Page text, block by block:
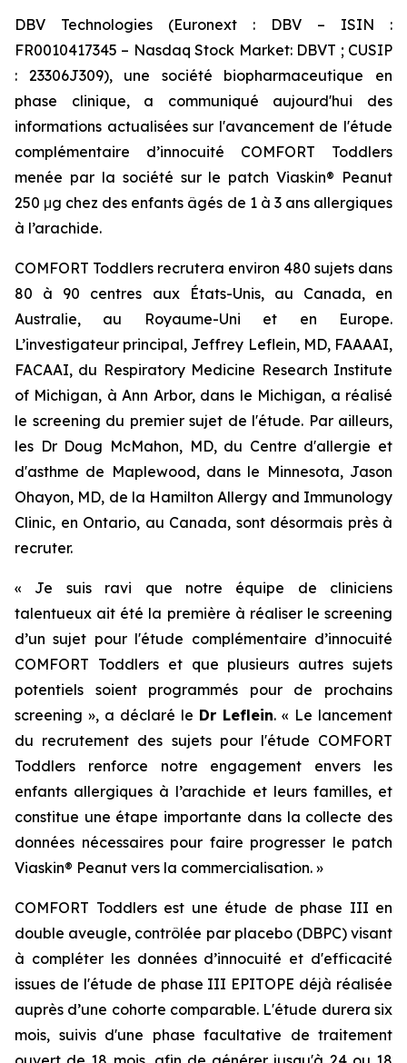
DBV Technologies (Euronext : DBV – ISIN :
FR0010417345 – Nasdaq Stock Market: DBVT ; CUSIP
: 23306J309), une société biopharmaceutique en
phase clinique, a communiqué aujourd'hui des
informations actualisées sur l'avancement de l'étude
complémentaire d’innocuité COMFORT Toddlers
menée par la société sur le patch Viaskin® Peanut
250 μg chez des enfants âgés de 1 à 3 ans allergiques
à l’arachide.
COMFORT Toddlers recrutera environ 480 sujets dans
80 à 90 centres aux États-Unis, au Canada, en
Australie, au Royaume-Uni et en Europe.
L’investigateur principal, Jeffrey Leflein, MD, FAAAAI,
FACAAI, du Respiratory Medicine Research Institute
of Michigan, à Ann Arbor, dans le Michigan, a réalisé
le screening du premier sujet de l'étude. Par ailleurs,
les Dr Doug McMahon, MD, du Centre d'allergie et
d'asthme de Maplewood, dans le Minnesota, Jason
Ohayon, MD, de la Hamilton Allergy and Immunology
Clinic, en Ontario, au Canada, sont désormais près à
recruter.
« Je suis ravi que notre équipe de cliniciens
talentueux ait été la première à réaliser le screening
d’un sujet pour l'étude complémentaire d’innocuité
COMFORT Toddlers et que plusieurs autres sujets
potentiels soient programmés pour de prochains
screening », a déclaré le Dr Leflein. « Le lancement
du recrutement des sujets pour l'étude COMFORT
Toddlers renforce notre engagement envers les
enfants allergiques à l’arachide et leurs familles, et
constitue une étape importante dans la collecte des
données nécessaires pour faire progresser le patch
Viaskin® Peanut vers la commercialisation. »
COMFORT Toddlers est une étude de phase III en
double aveugle, contrôlée par placebo (DBPC) visant
à compléter les données d’innocuité et d'efficacité
issues de l'étude de phase III EPITOPE déjà réalisée
auprès d’une cohorte comparable. L'étude durera six
mois, suivis d'une phase facultative de traitement